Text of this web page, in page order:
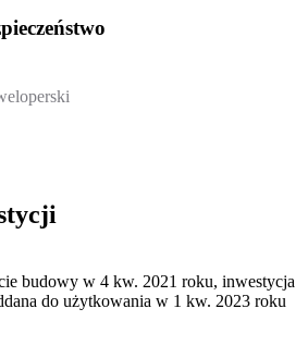
budowy w 4 kw. 2021 roku, inwestycja
do użytkowania w 1 kw. 2023 roku